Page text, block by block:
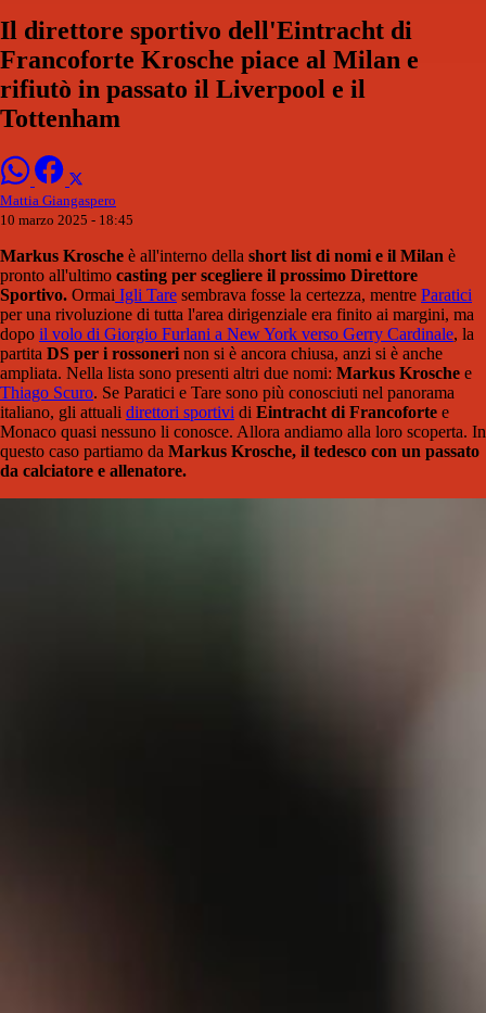
Il direttore sportivo dell'Eintracht di
Francoforte Krosche piace al Milan e
rifiutò in passato il Liverpool e il
Tottenham
Mattia Giangaspero
10 marzo 2025 - 18:45
Markus Krosche è all'interno della short list di nomi e il Milan è
pronto all'ultimo casting per scegliere il prossimo Direttore
Sportivo. Ormai Igli Tare sembrava fosse la certezza, mentre Paratici
per una rivoluzione di tutta l'area dirigenziale era finito ai margini, ma
dopo il volo di Giorgio Furlani a New York verso Gerry Cardinale, la
partita DS per i rossoneri non si è ancora chiusa, anzi si è anche
ampliata. Nella lista sono presenti altri due nomi: Markus Krosche e
Thiago Scuro. Se Paratici e Tare sono più conosciuti nel panorama
italiano, gli attuali direttori sportivi di Eintracht di Francoforte e
Monaco quasi nessuno li conosce. Allora andiamo alla loro scoperta. In
questo caso partiamo da Markus Krosche, il tedesco con un passato
da calciatore e allenatore.